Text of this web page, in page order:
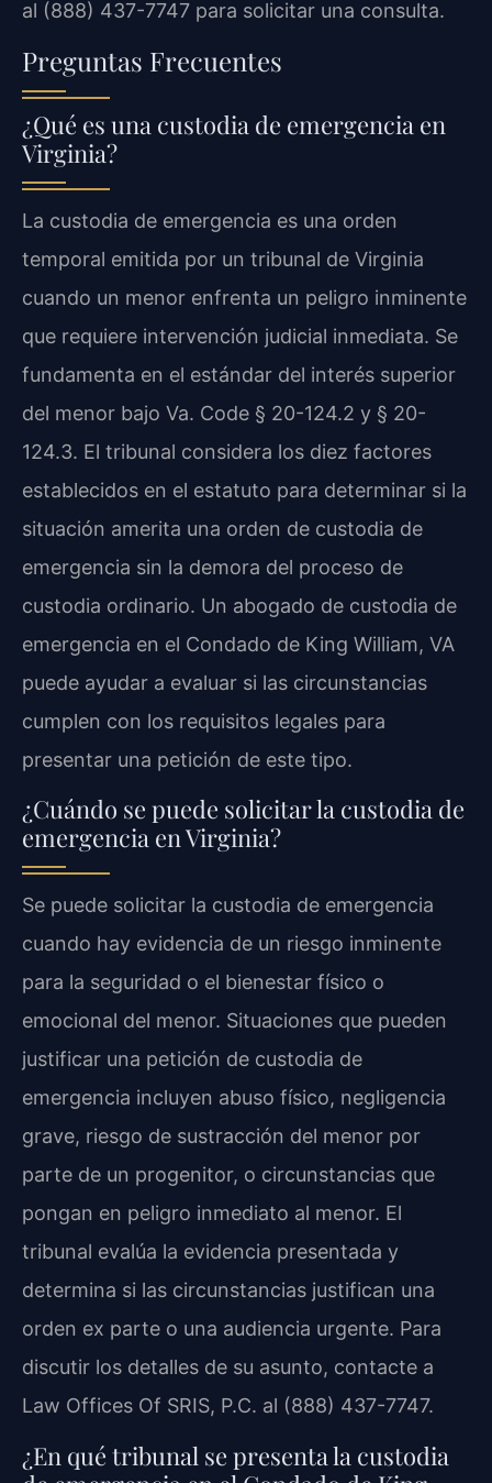
al (888) 437-7747 para solicitar una consulta.
Preguntas Frecuentes
¿Qué es una custodia de emergencia en
Virginia?
La custodia de emergencia es una orden
temporal emitida por un tribunal de Virginia
cuando un menor enfrenta un peligro inminente
que requiere intervención judicial inmediata. Se
fundamenta en el estándar del interés superior
del menor bajo Va. Code § 20-124.2 y § 20-
124.3. El tribunal considera los diez factores
establecidos en el estatuto para determinar si la
situación amerita una orden de custodia de
emergencia sin la demora del proceso de
custodia ordinario. Un abogado de custodia de
emergencia en el Condado de King William, VA
puede ayudar a evaluar si las circunstancias
cumplen con los requisitos legales para
presentar una petición de este tipo.
¿Cuándo se puede solicitar la custodia de
emergencia en Virginia?
Se puede solicitar la custodia de emergencia
cuando hay evidencia de un riesgo inminente
para la seguridad o el bienestar físico o
emocional del menor. Situaciones que pueden
justificar una petición de custodia de
emergencia incluyen abuso físico, negligencia
grave, riesgo de sustracción del menor por
parte de un progenitor, o circunstancias que
pongan en peligro inmediato al menor. El
tribunal evalúa la evidencia presentada y
determina si las circunstancias justifican una
orden ex parte o una audiencia urgente. Para
discutir los detalles de su asunto, contacte a
Law Offices Of SRIS, P.C. al (888) 437-7747.
¿En qué tribunal se presenta la custodia